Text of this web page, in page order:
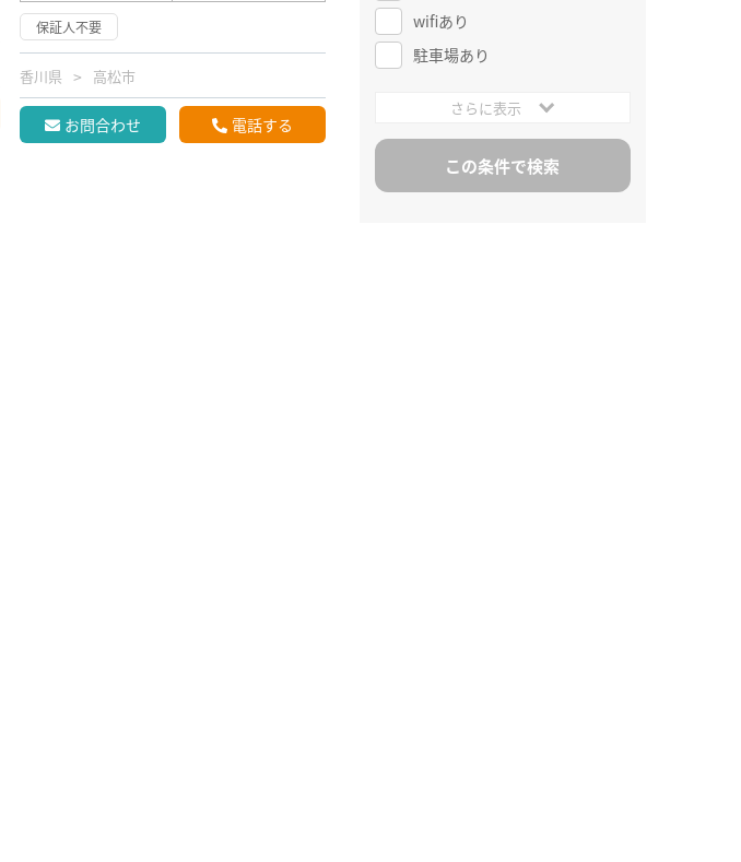
保証人不要
香川県 高松市
お問合わせ 電話する
wifiあり
駐車場あり
さらに表示